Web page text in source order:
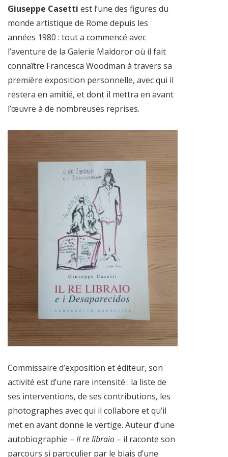
Giuseppe Casetti est l’une des figures du
monde artistique de Rome depuis les
années 1980 : tout a commencé avec
l’aventure de la Galerie Maldoror où il fait
connaître Francesca Woodman à travers sa
première exposition personnelle, avec qui il
restera en amitié, et dont il mettra en avant
l’œuvre à de nombreuses reprises.
Commissaire d’exposition et éditeur, son
activité est d’une rare intensité : la liste de
ses interventions, de ses contributions, les
photographes avec qui il collabore et qu’il
met en avant donne le vertige. Auteur d’une
autobiographie – Il re libraio – il raconte son
parcours si particulier par le biais d’une